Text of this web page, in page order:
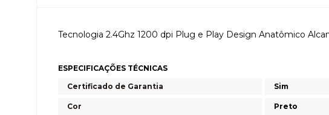
Tecnologia 2.4Ghz 1200 dpi Plug e Play Design Anatômico
ESPECIFICAÇÕES TÉCNICAS
Certificado de Garantia
Sim
Cor Preto